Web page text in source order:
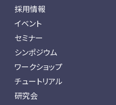
採用情報
イベント
セミナー
シンポジウム
ワークショップ
チュートリアル
研究会